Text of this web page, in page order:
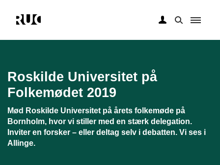
Roskilde Universitet på
Folkemødet 2019
Mød Roskilde Universitet på årets folkemøde på
Bornholm, hvor vi stiller med en stærk delegation.
Inviter en forsker – eller deltag selv i debatten. Vi ses i
Allinge.